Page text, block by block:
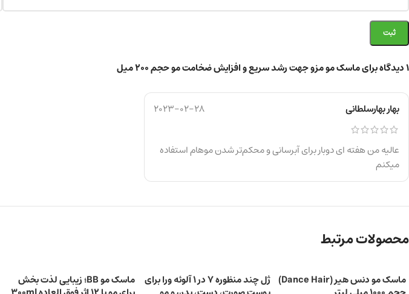
1 دیدگاه برای ماسک مو مزو جهت رشد سریع و افزایش ضخامت مو حجم ۲۰۰ میل
بهار بهارسلطانی 2023-02-28
عالیه من هفته ای دوبار برای آبرسانی و محکم‌تر شدن موهام استفاده
میکنم
محصولات مرتبط
ماسک مو دنس هیر (Dance Hair) ژل چند منظوره 7 در 1 آلوئه ورا برای ماسک مو BB؛ زیبایی لذت بخش